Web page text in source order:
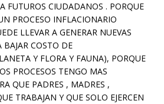
FUTUROS CIUDADANOS . PORQUE
PROCESO INFLACIONARIO
LLEVAR A GENERAR NUEVAS
BAJAR COSTO DE
Y FLORA Y FAUNA), PORQUE
PROCESOS TENGO MAS
QUE PADRES , MADRES ,
TRABAJAN Y QUE SOLO EJERCEN